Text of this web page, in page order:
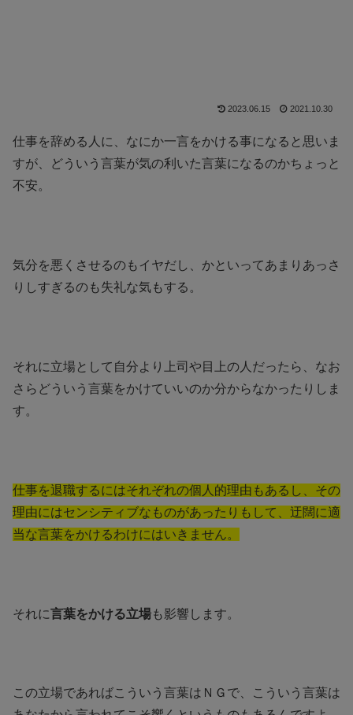
2023.06.15 2021.10.30
仕事を辞める人に、なにか一言をかける事になると思いま
すが、どういう言葉が気の利いた言葉になるのかちょっと
不安。
気分を悪くさせるのもイヤだし、かといってあまりあっさ
りしすぎるのも失礼な気もする。
それに立場として自分より上司や目上の人だったら、なお
さらどういう言葉をかけていいのか分からなかったりしま
す。
仕事を退職するにはそれぞれの個人的理由もあるし、その
理由にはセンシティブなものがあったりもして、迂闊に適
当な言葉をかけるわけにはいきません。
それに言葉をかける立場も影響します。
この立場であればこういう言葉はＮＧで、こういう言葉は